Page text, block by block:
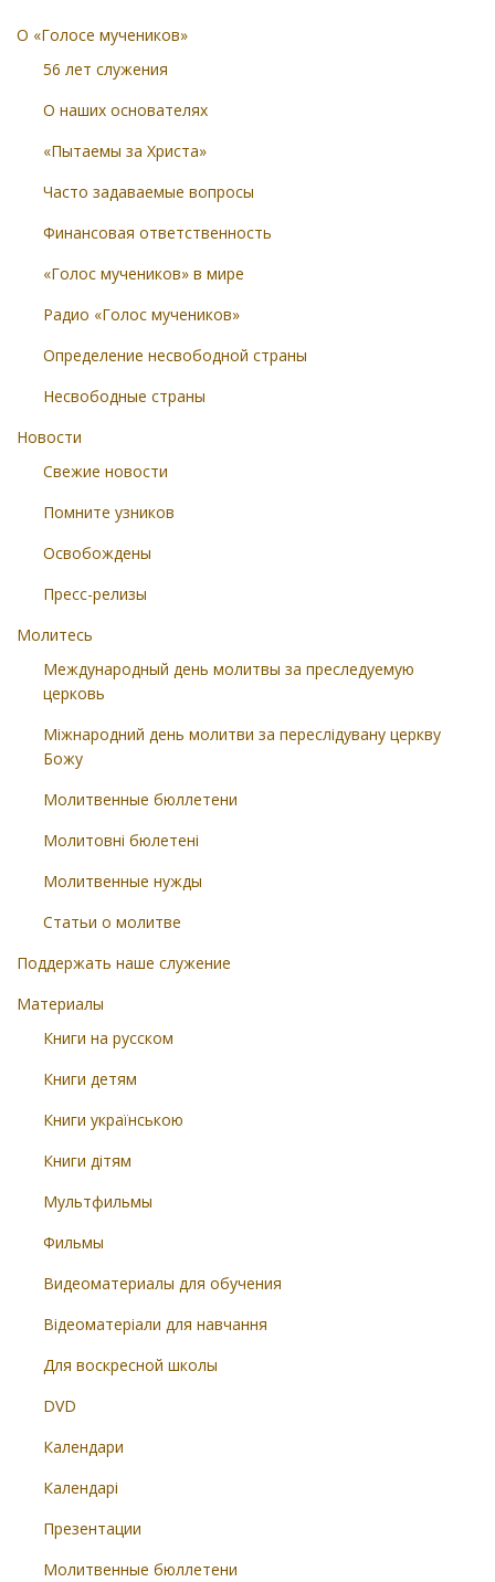
О «Голосе мучеников»
56 лет служения
О наших основателях
«Пытаемы за Христа»
Часто задаваемые вопросы
Финансовая ответственность
«Голос мучеников» в мире
Радио «Голос мучеников»
Определение несвободной страны
Несвободные страны
Новости
Свежие новости
Помните узников
Освобождены
Пресс-релизы
Молитесь
Международный день молитвы за преследуемую
церковь
Міжнародний день молитви за переслідувану церкву
Божу
Молитвенные бюллетени
Молитовні бюлетені
Молитвенные нужды
Статьи о молитве
Поддержать наше служение
Материалы
Книги на русском
Книги детям
Книги українською
Книги дітям
Мультфильмы
Фильмы
Видеоматериалы для обучения
Відеоматеріали для навчання
Для воскресной школы
DVD
Календари
Календарі
Презентации
Молитвенные бюллетени